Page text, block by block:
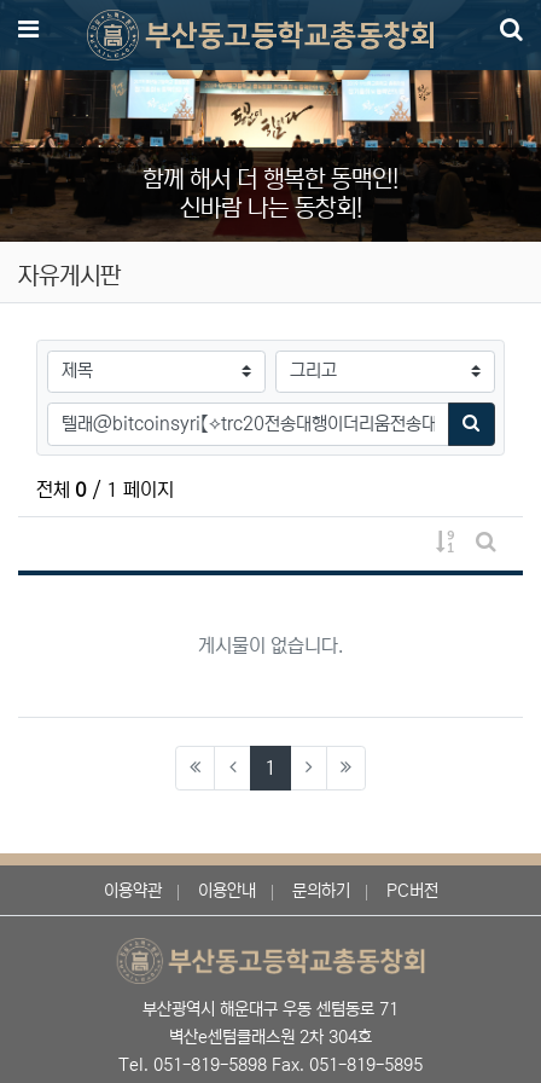
함께 해서 더 행복한 동맥인!
신바람 나는 동창회!
메뉴
자유게시판
검색대상
검색어
검색하기
전체 0 / 1 페이지
게시물 정렬
게시판
게시물이 없습니다.
1 (current)
이용약관 이용안내 문의하기 PC버전
부산광역시 해운대구 우동 센텀동로 71
벽산e센텀클래스원 2차 304호
Tel. 051-819-5898 Fax. 051-819-5895